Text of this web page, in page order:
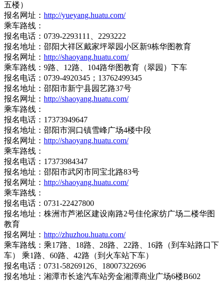
五楼）
报名网址： http://yueyang.huatu.com/
乘车路线：
报名电话：0739-2293111、2293222
报名地址：邵阳大祥区戴家坪翠园小区新9栋华图教育
报名网址： http://shaoyang.huatu.com/
乘车路线：9路、12路、104路华图教育（翠园）下车
报名电话：0739-4920345；13762499345
报名地址：邵阳市新宁县园艺路37号
报名网址： http://shaoyang.huatu.com/
乘车路线：
报名电话：17373949647
报名地址：邵阳市洞口镇雪峰广场4楼中段
报名网址： http://shaoyang.huatu.com/
乘车路线：
报名电话：17373984347
报名地址：邵阳市武冈市同宝北路83号
报名网址： http://shaoyang.huatu.com/
乘车路线：
报名电话：0731-22427800
报名地址：株洲市芦淞区建设南路2号佳伦家纺广场二楼华图
教育
报名网址： http://zhuzhou.huatu.com/
乘车路线：乘17路、18路、28路、22路、16路（到车站路口下
车） 乘1路、60路、42路（到火车站下车）
报名电话：0731-58269126、18007322696
报名地址：湘潭市长途汽车站旁金湘潭商业广场6楼B602